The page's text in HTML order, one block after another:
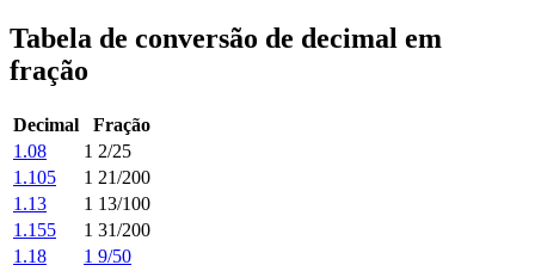
Tabela de conversão de decimal em
fração
Decimal
Fração
1.08
1 2/25
1.105
1 21/200
1.13
1 13/100
1.155
1 31/200
1.18
1 9/50